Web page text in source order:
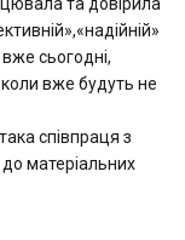
сьогодні,
коли вже будуть не
співпраця з
матеріальних